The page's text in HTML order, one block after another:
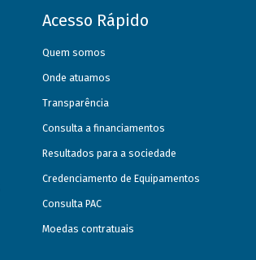
Acesso Rápido
Quem somos
Onde atuamos
Transparência
Consulta a financiamentos
Resultados para a sociedade
Credenciamento de Equipamentos
Consulta PAC
Moedas contratuais